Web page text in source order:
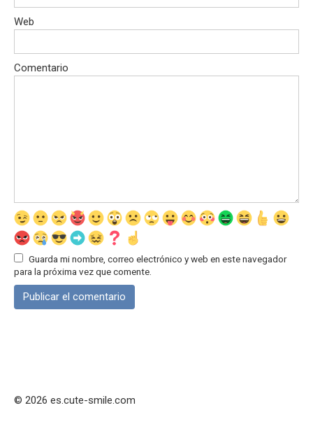
Web
Comentario
Guarda mi nombre, correo electrónico y web en este navegador
para la próxima vez que comente.
© 2026 es.cute-smile.com